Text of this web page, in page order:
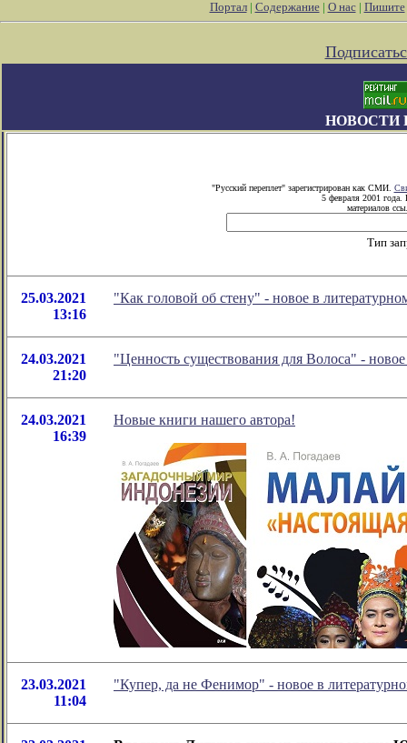
Портал| Содержание| О нас| Пишите
НОВОСТИ
"Русский переплет" зарегистрирован как СМИ.
5 февраля 2001 года.
материалов
Тип
25.03.2021
13:16
"Как головой об стену" - новое в
24.03.2021
21:20
"Ценность существования для Волоса" -
24.03.2021
16:39
Новые книги нашего автора!
23.03.2021
11:04
"Купер, да не Фенимор" - новое в